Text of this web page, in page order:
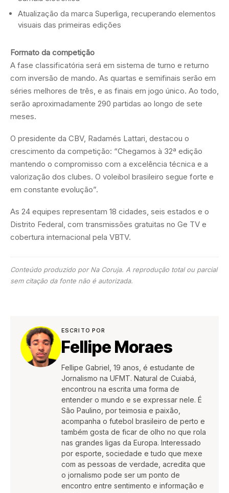
Atualização da marca Superliga, recuperando elementos
visuais das primeiras edições
Formato da competição
A fase classificatória será em sistema de turno e returno
com inversão de mando. As quartas e semifinais serão em
séries melhores de três, e as finais em jogo único. Ao todo,
serão aproximadamente 290 partidas ao longo de sete
meses.
O presidente da CBV, Radamés Lattari, destacou o
crescimento da competição: “Chegamos à 32ª edição
mantendo o compromisso com a excelência técnica e a
valorização dos clubes. O voleibol brasileiro segue forte e
em constante evolução”.
As 24 equipes representam 18 cidades, seis estados e o
Distrito Federal, com transmissões gratuitas no Ge TV e
cobertura internacional pela VBTV.
Conteúdo produzido por Na Coruja. A reprodução total ou parcial
sem citação da fonte não é autorizada.
ESCRITO POR
Fellipe Moraes
Fellipe Gabriel, 19 anos, é estudante de
Jornalismo na UFMT. Natural de Cuiabá,
encontrou na escrita uma forma de
entender o mundo e se expressar nele. É
São Paulino, por teimosia e paixão,
acompanha o futebol brasileiro de perto e
também gosta de ficar de olho no que rola
nas grandes ligas da Europa. Interessado
por esporte, sociedade e tudo que mexe
com as pessoas de verdade, acredita que
o jornalismo pode ser um ponto de
encontro entre sentimento e informação e